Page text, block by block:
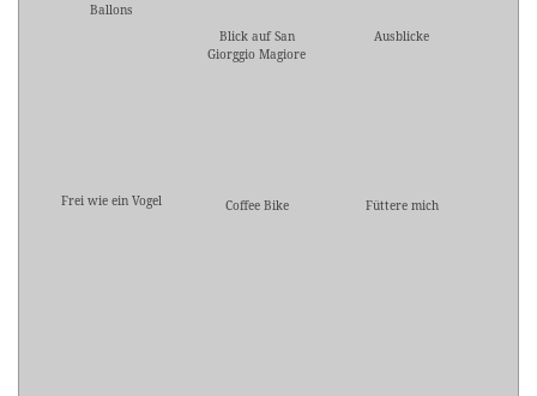
Ballons
Blick auf San
Giorggio Magiore
Ausblicke
Frei wie ein Vogel Coffee Bike Füttere mich